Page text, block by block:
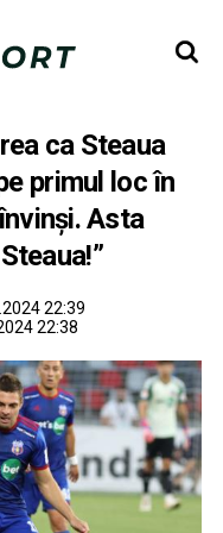
ca Steaua
primul loc în
Asta
22:39
22:38